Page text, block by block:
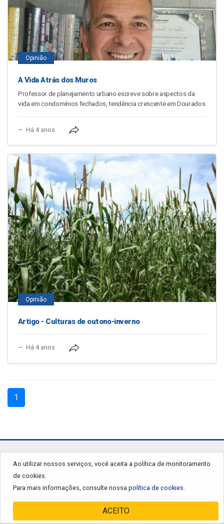
Opinião
A Vida Atrás dos Muros
Professor de planejamento urbano escreve sobre aspectos da
vida em condomínios fechados, tendência crescente em Dourados
Há 4 anos
Opinião
Artigo - Culturas de outono-inverno
Há 4 anos
1
Ao utilizar nossos serviços, você aceita a política de monitoramento
de cookies.
Para mais informações, consulte nossa política de cookies.
ACEITO
jornalgrandourados.com.br